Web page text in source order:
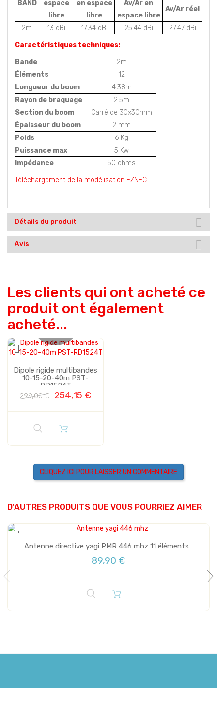
BAND
espace
libre
en espace
libre
Av/Ar en
espace libre
Av/Ar réel
2m 13 dBi 17.34 dBi 25.44 dBi 27.47 dBi
Caractéristiques techniques:
Bande
2m
Éléments
12
Longueur du boom
4.38m
Rayon de braquage
2.5m
Section du boom
Carré de 30x30mm
Épaisseur du boom
2 mm
Poids
6 Kg
Puissance max
5 Kw
Impédance
50 ohms
Téléchargement de la modélisation EZNEC
Détails du produit
Avis
Les clients qui ont acheté ce
produit ont également
acheté...
Vente
Plus de stock
Dipole rigide multibandes
10-15-20-40m PST-
RD1524T
299,00 € 254,15 €
CLIQUEZ ICI POUR LAISSER UN COMMENTAIRE
D'AUTRES PRODUITS QUE VOUS POURRIEZ AIMER
Antenne directive yagi PMR 446 mhz 11 éléments...
89,90 €